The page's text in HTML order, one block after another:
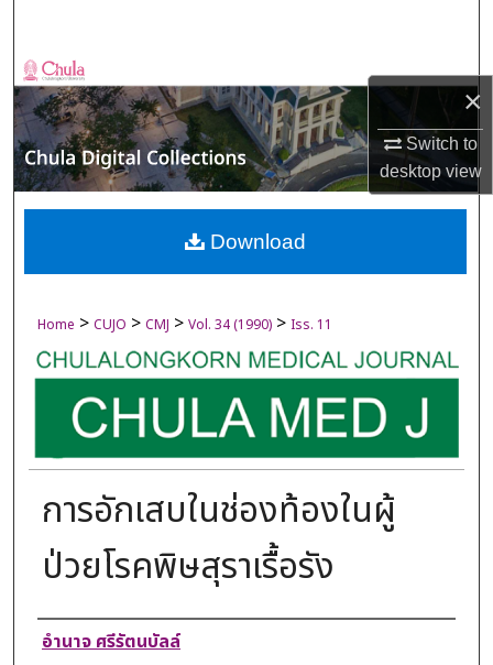
×
Switch to
desktopview
Browse Collections
My Account
About
Digital Commons Network™
Home > CUJO > CMJ > Vol. 34 (1990) > Iss. 11
การอักเสบในช่องท้องในผู้
ป่วยโรคพิษสุราเรื้อรัง
Authors
อำนาจ ศรีรัตนบัลล์
Download